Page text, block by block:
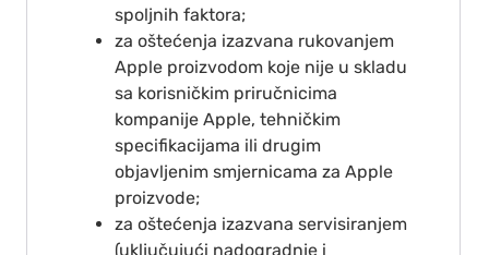
spoljnih faktora;
za oštećenja izazvana rukovanjem
Apple proizvodom koje nije u skladu
sa korisničkim priručnicima
kompanije Apple, tehničkim
specifikacijama ili drugim
objavljenim smjernicama za Apple
proizvode;
za oštećenja izazvana servisiranjem
(uključujući nadogradnje i